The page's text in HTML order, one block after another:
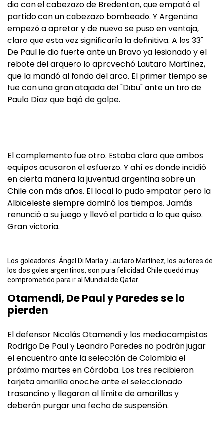
dio con el cabezazo de Bredenton, que empató el
partido con un cabezazo bombeado. Y Argentina
empezó a apretar y de nuevo se puso en ventaja,
claro que esta vez significaría la definitiva. A los 33"
De Paul le dio fuerte ante un Bravo ya lesionado y el
rebote del arquero lo aprovechó Lautaro Martínez,
que la mandó al fondo del arco. El primer tiempo se
fue con una gran atajada del "Dibu" ante un tiro de
Paulo Díaz que bajó de golpe.
El complemento fue otro. Estaba claro que ambos
equipos acusaron el esfuerzo. Y ahí es donde incidió
en cierta manera la juventud argentina sobre un
Chile con más años. El local lo pudo empatar pero la
Albiceleste siempre dominó los tiempos. Jamás
renunció a su juego y llevó el partido a lo que quiso.
Gran victoria.
Los goleadores. Ángel Di María y Lautaro Martínez, los autores de
los dos goles argentinos, son pura felicidad. Chile quedó muy
comprometido para ir al Mundial de Qatar.
Otamendi, De Paul y Paredes se lo
pierden
El defensor Nicolás Otamendi y los mediocampistas
Rodrigo De Paul y Leandro Paredes no podrán jugar
el encuentro ante la selección de Colombia el
próximo martes en Córdoba. Los tres recibieron
tarjeta amarilla anoche ante el seleccionado
trasandino y llegaron al límite de amarillas y
deberán purgar una fecha de suspensión.